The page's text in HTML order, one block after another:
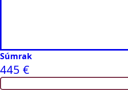
Súmrak
445 €